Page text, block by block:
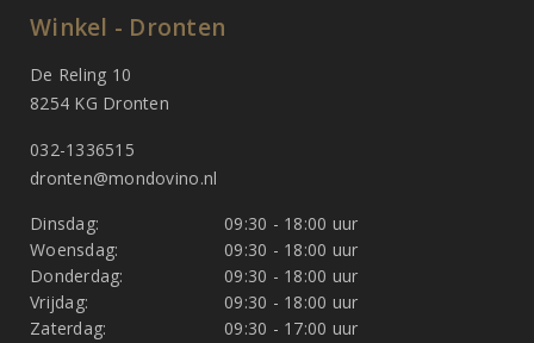
Winkel - Dronten
De Reling 10
8254 KG Dronten
032-1336515
dronten@mondovino.nl
Dinsdag:
09:30 - 18:00 uur
Woensdag:
09:30 - 18:00 uur
Donderdag:
09:30 - 18:00 uur
Vrijdag:
09:30 - 18:00 uur
Zaterdag:
09:30 - 17:00 uur